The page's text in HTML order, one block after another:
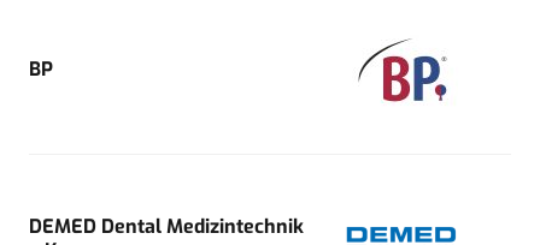
BP
DEMED Dental Medizintechnik